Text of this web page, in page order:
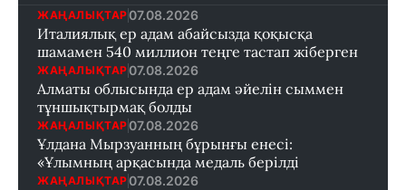
ЖАҢАЛЫҚТАР 07.08.2026
Италиялық ер адам абайсызда қоқысқа
шамамен 540 миллион теңге тастап жіберген
ЖАҢАЛЫҚТАР 07.08.2026
Алматы облысында ер адам әйелін сыммен
тұншықтырмақ болды
ЖАҢАЛЫҚТАР 07.08.2026
Ұлдана Мырзуанның бұрынғы енесі:
«Ұлымның арқасында медаль берілді
ЖАҢАЛЫҚТАР 07.08.2026